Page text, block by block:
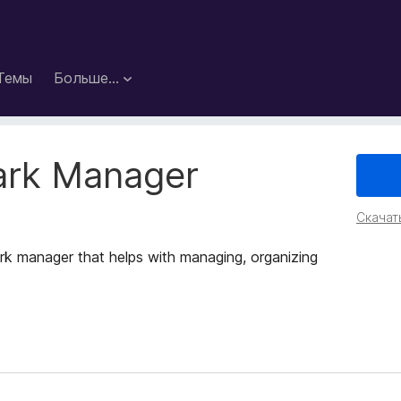
Больше…
Manager
manager that helps with managing, organizing